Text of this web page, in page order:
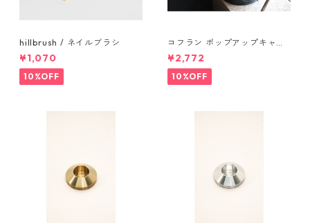
hillbrush / ネイルブラシ
¥1,070
10%OFF
コフラン ポップアップキャン
プトラッシュカン Sサイズ
¥2,772
10%OFF